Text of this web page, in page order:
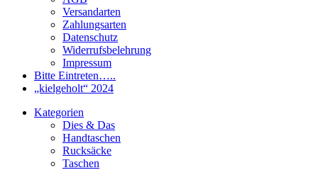
Versandarten
Zahlungsarten
Datenschutz
Widerrufsbelehrung
Impressum
Bitte Eintreten…..
„kielgeholt“ 2024
Kategorien
Dies & Das
Handtaschen
Rucksäcke
Taschen